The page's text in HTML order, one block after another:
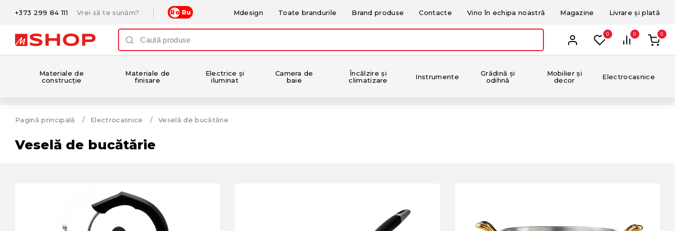
+373 299 84 111 Vrei să te sunăm? Ro Ru Mdesign Toate brandurile Brand produse Contacte Vino în echipa noastră Magazine Livrare și plată
0 0 0
Materiale de
construcție
Materiale de
finisare
Electrice și
iluminat
Camera de
baie
Încălzire și
climatizare
Instrumente
Grădină și
odihnă
Mobilier și
decor
Electrocasnice
Pagină principală Electrocasnice Veselă de bucătărie
Veselă de bucătărie